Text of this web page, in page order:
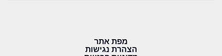
מפת אתר
הצהרת נגישות